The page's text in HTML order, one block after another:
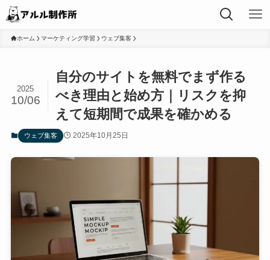
ホーム マーケティング学習 ウェブ集客
自分のサイトを無料でまず作る
べき理由と始め方｜リスクを抑
えて短期間で成果を確かめる
2025
10/06
ウェブ集客 2025年10月25日